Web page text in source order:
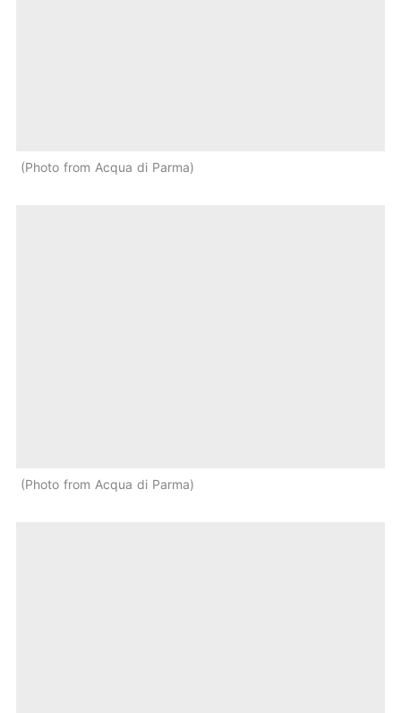
Photo from Acqua di Parma
Photo from Acqua di Parma